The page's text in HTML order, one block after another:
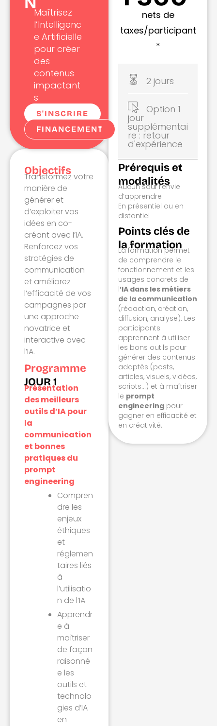
Maîtrisez
l’Intelligenc
e Artificielle
pour créer
des
contenus
impactant
s
S'INSCRIRE
FINANCEMENT
Objectifs
Transformez votre
manière de
générer et
d’exploiter vos
idées en co-
créant avec l’IA.
Renforcez vos
stratégies de
communication
et améliorez
l’efficacité de vos
campagnes par
une approche
novatrice et
interactive avec
l’IA.
Programme
JOUR 1
Présentation
des meilleurs
outils d’IA pour
la
communication
et bonnes
pratiques du
prompt
engineering
Compren
dre les
enjeux
éthiques
et
réglemen
taires liés
à
l’utilisatio
n de l’IA
Apprendr
e à
maîtriser
de façon
raisonné
e les
outils et
technolo
gies d’IA
en
nets de
taxes/participant
*
2 jours
Option 1
jour
supplémentai
re : retour
d'expérience
Prérequis et
modalités
Aucun sauf l’envie
d’apprendre
En présentiel ou en
distantiel
Points clés de
la formation
La formation permet
de comprendre le
fonctionnement et les
usages concrets de
l’IA dans les métiers
de la communication
(rédaction, création,
diffusion, analyse). Les
participants
apprennent à utiliser
les bons outils pour
générer des contenus
adaptés (posts,
articles, visuels, vidéos,
scripts…) et à maîtriser
le prompt
engineering pour
gagner en efficacité et
en créativité.